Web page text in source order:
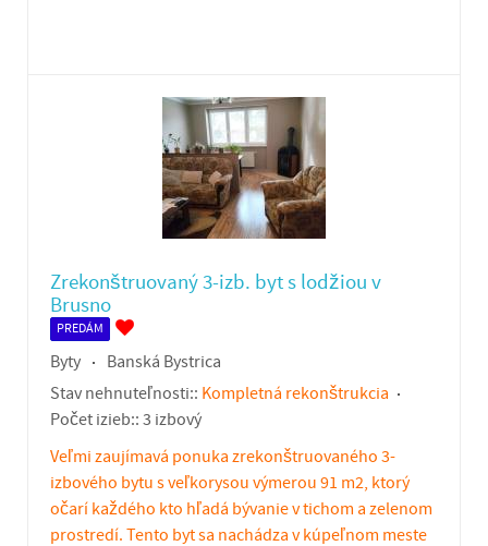
Zrekonštruovaný 3-izb. byt s lodžiou v
Brusno
PREDÁM
Byty
Banská Bystrica
Stav nehnuteľnosti:: Kompletná rekonštrukcia
Počet izieb:: 3 izbový
Veľmi zaujímavá ponuka zrekonštruovaného 3-
izbového bytu s veľkorysou výmerou 91 m2, ktorý
očarí každého kto hľadá bývanie v tichom a zelenom
prostredí. Tento byt sa nachádza v kúpeľnom meste